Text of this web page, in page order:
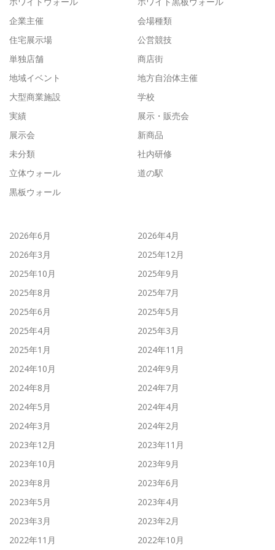
企業主催
会場種類
住宅展示場
公営競技
単独店舗
商店街
地域イベント
地方自治体主催
大型商業施設
学校
実績
展示・販売会
展示会
新商品
未分類
社内研修
立体ウォール
道の駅
黒板ウォール
2026年6月
2026年4月
2026年3月
2025年12月
2025年10月
2025年9月
2025年8月
2025年7月
2025年6月
2025年5月
2025年4月
2025年3月
2025年1月
2024年11月
2024年10月
2024年9月
2024年8月
2024年7月
2024年5月
2024年4月
2024年3月
2024年2月
2023年12月
2023年11月
2023年10月
2023年9月
2023年8月
2023年6月
2023年5月
2023年4月
2023年3月
2023年2月
2022年11月
2022年10月